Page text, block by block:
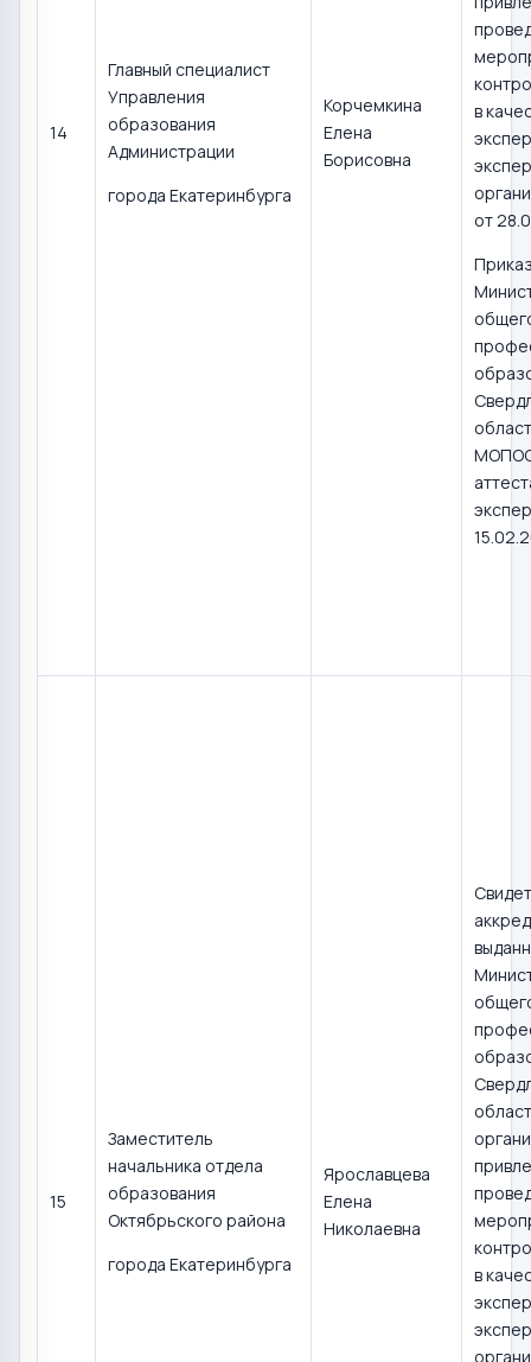
14
Главный специалист
Управления
образования
Администрации
города Екатеринбурга
Корчемкина
Елена
Борисовна
в
от
15
Заместитель
начальника отдела
образования
Октябрьского района
города Екатеринбурга
Ярославцева
Елена
Николаевна
в